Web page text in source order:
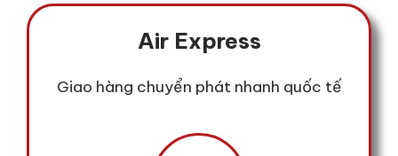
Air Express
Giao hàng chuyển phát nhanh quốc tế